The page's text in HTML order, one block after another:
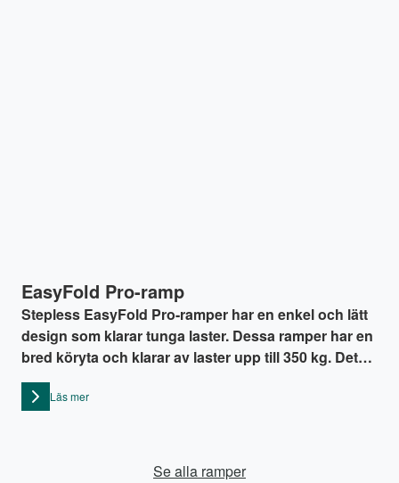
EasyFold Pro-ramp
Stepless EasyFold Pro-ramper har en enkel och lätt
design som klarar tunga laster. Dessa ramper har en
bred köryta och klarar av laster upp till 350 kg. Det
innebär att de är ett utmärkt val för elrullstolar och
scootrar, samt för personer med barnvagnar eller
utrymme vid förvaring och att de är enkla att
Läs mer
Se alla ramper